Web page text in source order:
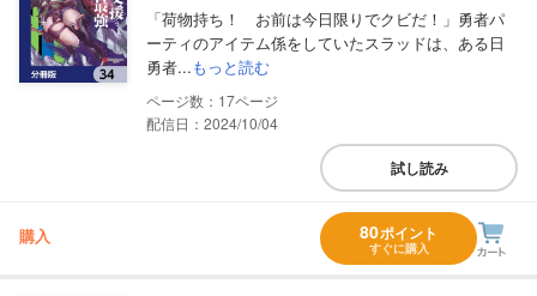
「荷物持ち！ お前は今日限りでクビだ！」勇者パ
ーティのアイテム係をしていたスラッドは、ある日
勇者...もっと読む
17
配信日：2024/10/04
試し読み
購入 80ポイント
すぐに購入